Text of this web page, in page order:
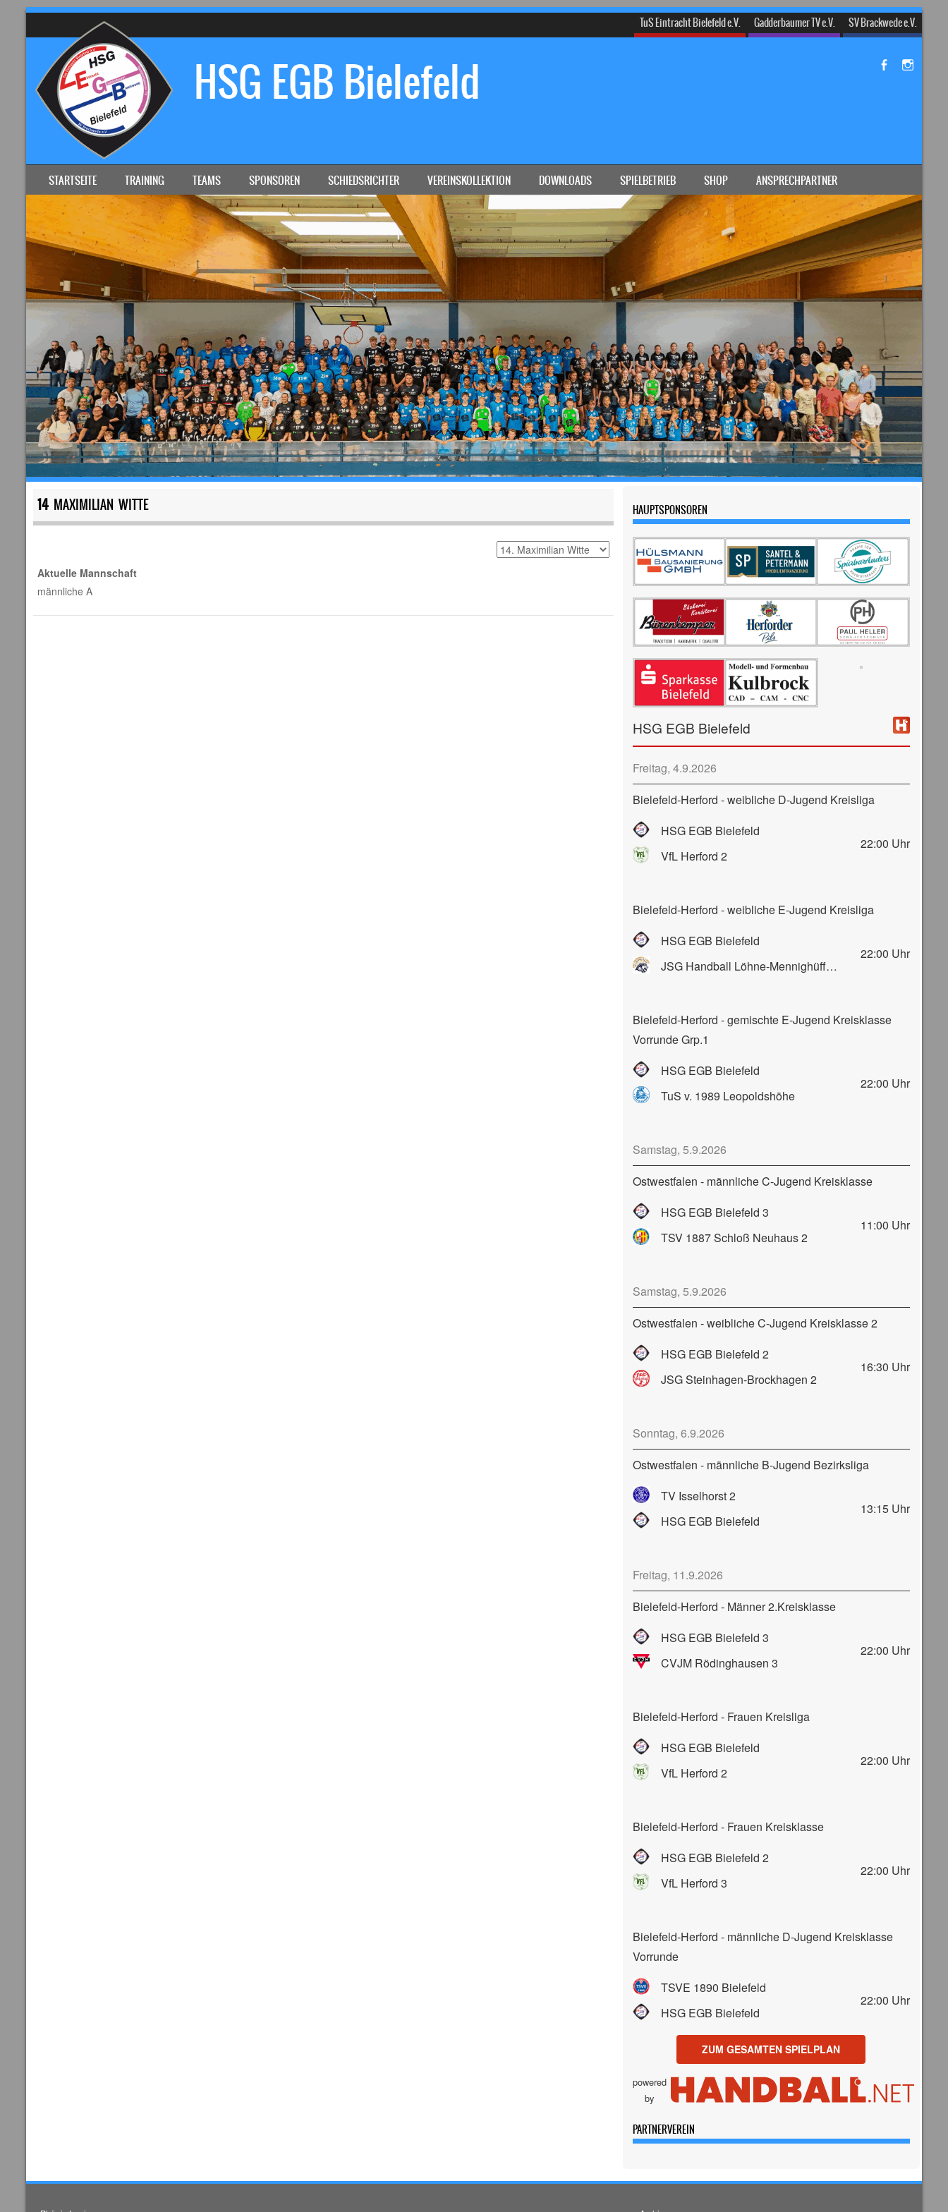
TuS Eintracht Bielefeld e.V. Gadderbaumer TV e.V. SV Brackwede e.V.
HSG EGB Bielefeld
MENU
SKIP TO CONTENT
STARTSEITE TRAINING TEAMS SPONSOREN SCHIEDSRICHTER VEREINSKOLLEKTION DOWNLOADS SPIELBETRIEB SHOP ANSPRECHPARTNER
14MAXIMILIAN WITTE
Aktuelle Mannschaft
männliche A
HAUPTSPONSOREN
HSG EGB Bielefeld
Freitag, 4.9.2026
Bielefeld-Herford - weibliche D-Jugend Kreisliga
HSG EGB Bielefeld
VfL Herford 2
22:00 Uhr
Bielefeld-Herford - weibliche E-Jugend Kreisliga
HSG EGB Bielefeld
JSG Handball Löhne-Mennighüffen-Obernbeck
22:00 Uhr
Bielefeld-Herford - gemischte E-Jugend Kreisklasse
Vorrunde Grp.1
HSG EGB Bielefeld
TuS v. 1989 Leopoldshöhe
22:00 Uhr
Samstag, 5.9.2026
Ostwestfalen - männliche C-Jugend Kreisklasse
HSG EGB Bielefeld 3
TSV 1887 Schloß Neuhaus 2
11:00 Uhr
Samstag, 5.9.2026
Ostwestfalen - weibliche C-Jugend Kreisklasse 2
HSG EGB Bielefeld 2
JSG Steinhagen-Brockhagen 2
16:30 Uhr
Sonntag, 6.9.2026
Ostwestfalen - männliche B-Jugend Bezirksliga
TV Isselhorst 2
HSG EGB Bielefeld
13:15 Uhr
Freitag, 11.9.2026
Bielefeld-Herford - Männer 2.Kreisklasse
HSG EGB Bielefeld 3
CVJM Rödinghausen 3
22:00 Uhr
Bielefeld-Herford - Frauen Kreisliga
HSG EGB Bielefeld
VfL Herford 2
22:00 Uhr
Bielefeld-Herford - Frauen Kreisklasse
HSG EGB Bielefeld 2
VfL Herford 3
22:00 Uhr
Bielefeld-Herford - männliche D-Jugend Kreisklasse
Vorrunde
TSVE 1890 Bielefeld
HSG EGB Bielefeld
22:00 Uhr
ZUM GESAMTEN SPIELPLAN
powered
by
PARTNERVEREIN